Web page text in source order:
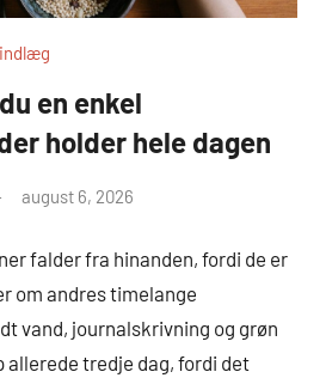
en enkel
holder hele dagen
august 6, 2026
falder fra hinanden, fordi de er
om andres timelange
vand, journalskrivning og grøn
allerede tredje dag, fordi det